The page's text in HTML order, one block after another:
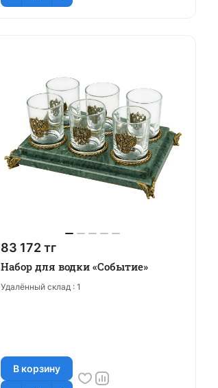
83 172 тг
Набор для водки «Событие»
Удалённый склад : 1
В корзину